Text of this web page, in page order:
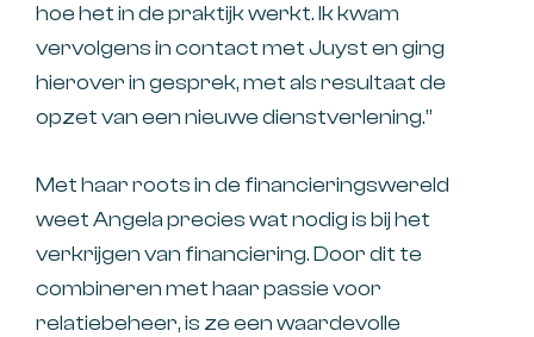
hoe het in de praktijk werkt. Ik kwam
vervolgens in contact met Juyst en ging
hierover in gesprek, met als resultaat de
opzet van een nieuwe dienstverlening.”
Met haar roots in de financieringswereld
weet Angela precies wat nodig is bij het
verkrijgen van financiering. Door dit te
combineren met haar passie voor
relatiebeheer, is ze een waardevolle